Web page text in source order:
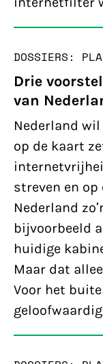
DOSSIERS:
Drie
van
Nederland
op de kaart
streven en
Nederland
bijvoorbeeld
huidige
Maar dat
Voor het